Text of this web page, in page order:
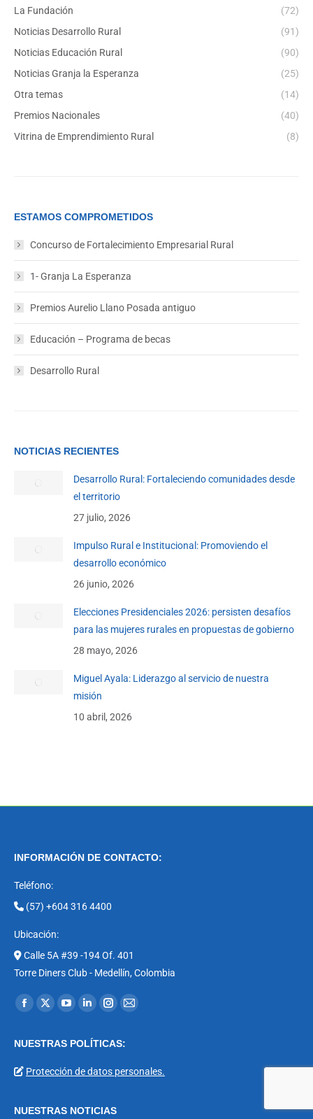
La Fundación
(72)
Noticias Desarrollo Rural
(91)
Noticias Educación Rural
(90)
Noticias Granja la Esperanza
(25)
Otra temas
(14)
Premios Nacionales
(40)
Vitrina de Emprendimiento Rural
(8)
ESTAMOS COMPROMETIDOS
Concurso de Fortalecimiento Empresarial Rural
1- Granja La Esperanza
Premios Aurelio Llano Posada antiguo
Educación – Programa de becas
Desarrollo Rural
NOTICIAS RECIENTES
Desarrollo Rural: Fortaleciendo comunidades desde
el territorio
27 julio, 2026
Impulso Rural e Institucional: Promoviendo el
desarrollo económico
26 junio, 2026
Elecciones Presidenciales 2026: persisten desafíos
para las mujeres rurales en propuestas de gobierno
28 mayo, 2026
Miguel Ayala: Liderazgo al servicio de nuestra
misión
10 abril, 2026
INFORMACIÓN DE CONTACTO:
Teléfono:
(57) +604 316 4400
Ubicación:
Calle 5A #39 -194 Of. 401
Torre Diners Club - Medellín, Colombia
Encuéntranos en:
Facebook
opens
in
X
opens
YouTube
opens
in
Linkedin
opens
in
Instagram
opens
Mail
NUESTRAS POLÍTICAS:
Protección de datos personales.
NUESTRAS NOTICIAS